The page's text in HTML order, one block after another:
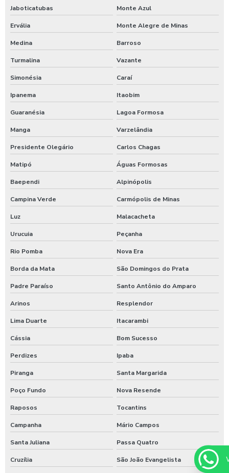
Temporizador de ducha para quiosque
Timer para chuveiro com fichas
Timer de chuveiro com pix
Timer para ducha de praia
Valor para higienização automotiva
Jaboticatubas Monte Azul
Ervália Monte Alegre de Minas
Medina Barroso
Turmalina Vazante
Simonésia Caraí
Ipanema Itaobim
Guaranésia Lagoa Formosa
Manga Varzelândia
Presidente Olegário Carlos Chagas
Matipó Águas Formosas
Baependi Alpinópolis
Campina Verde Carmópolis de Minas
Luz Malacacheta
Urucuia Peçanha
Rio Pomba Nova Era
Borda da Mata São Domingos do Prata
Padre Paraíso Santo Antônio do Amparo
Arinos Resplendor
Lima Duarte Itacarambi
Cássia Bom Sucesso
Perdizes Ipaba
Piranga Santa Margarida
Poço Fundo Nova Resende
Raposos Tocantins
Campanha Mário Campos
Santa Juliana Passa Quatro
Cruzília São João Evangelista